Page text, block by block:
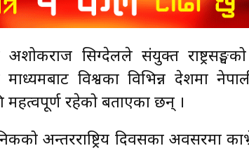
अशोकराज सिग्देलले संयुक्त
माध्यमबाट विश्वका विभिन्न देशमा
महत्वपूर्ण रहेको बताएका छन् ।
अन्तरराष्ट्रिय दिवसका अवसरमा